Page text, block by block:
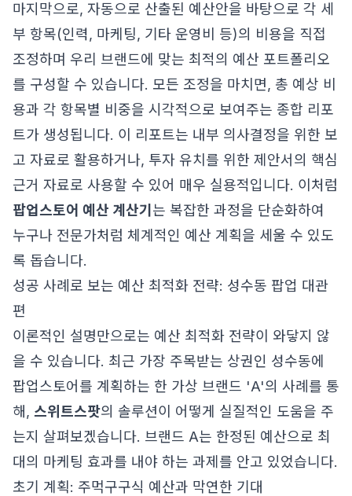
마지막으로, 자동으로 산출된 예산안을 바탕으로 각 세
부 항목(인력, 마케팅, 기타 운영비 등)의 비용을 직접
조정하며 우리 브랜드에 맞는 최적의 예산 포트폴리오
를 구성할 수 있습니다. 모든 조정을 마치면, 총 예상 비
용과 각 항목별 비중을 시각적으로 보여주는 종합 리포
트가 생성됩니다. 이 리포트는 내부 의사결정을 위한 보
고 자료로 활용하거나, 투자 유치를 위한 제안서의 핵심
근거 자료로 사용할 수 있어 매우 실용적입니다. 이처럼
팝업스토어 예산 계산기 는 복잡한 과정을 단순화하여
누구나 전문가처럼 체계적인 예산 계획을 세울 수 있도
록 돕습니다.
성공 사례로 보는 예산 최적화 전략: 성수동 팝업 대관
편
이론적인 설명만으로는 예산 최적화 전략이 와닿지 않
을 수 있습니다. 최근 가장 주목받는 상권인 성수동에
팝업스토어를 계획하는 한 가상 브랜드 'A'의 사례를 통
해, 스위트스팟의 솔루션이 어떻게 실질적인 도움을 주
는지 살펴보겠습니다. 브랜드 A는 한정된 예산으로 최
대의 마케팅 효과를 내야 하는 과제를 안고 있었습니다.
초기 계획: 주먹구구식 예산과 막연한 기대